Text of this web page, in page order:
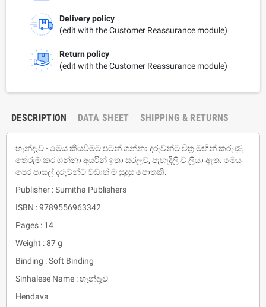
Delivery policy
(edit with the Customer Reassurance module)
Return policy
(edit with the Customer Reassurance module)
DESCRIPTION DATA SHEET SHIPPING & RETURNS
හැන්දෑව - මෙය කියවීමට පටන් ගන්නා දරුවන්ට චිත්‍ර මඟින් කරුණු
තේරුම් කර ගන්නා අයුරින් ඉතා සරලව, පැහැදිලි ව ලියා ඇත. මෙය
පෙර පාසල් දරුවන්ට වඩාත් ම සුදුසු පොතකි.
Publisher : Sumitha Publishers
ISBN : 9789556963342
Pages : 14
Weight : 87 g
Binding : Soft Binding
Sinhalese Name : හැන්දෑව
Hendava